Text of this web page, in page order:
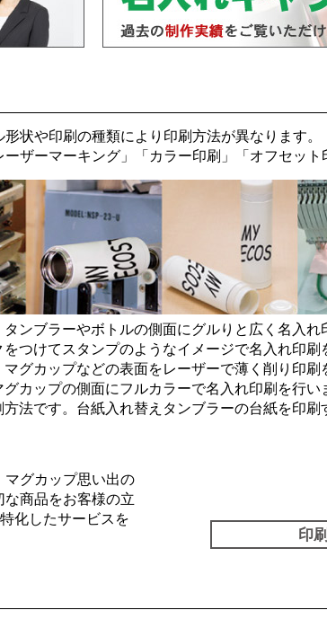
状や印刷の種類により印刷方法が異なります。
ーザーマーキング 」「 カラー印刷 」「 オフセット
ンブラーやボトルの側面にグルりと広く名入れ
つけてスタンプのようなイメージで名入れ印刷
グカップなどの表面をレーザーで薄く削り印刷
カップの側面にフルカラーで名入れ印刷を行い
法です。台紙入れ替えタンブラーの台紙を印刷
マグカップ思い出の
商品をお客様の立
化したサービスを
印